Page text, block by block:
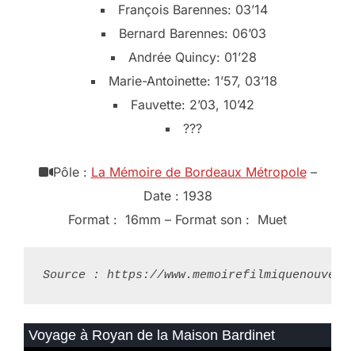
François Barennes: 03’14
Bernard Barennes: 06’03
Andrée Quincy: 01’28
Marie-Antoinette: 1’57, 03’18
Fauvette: 2’03, 10’42
???
Pôle : La Mémoire de Bordeaux Métropole–
Date : 1938
Format : 16mm – Format son : Muet
Source : https://